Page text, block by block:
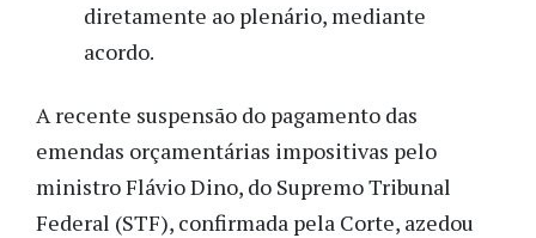
diretamente ao plenário, mediante
acordo.
A recente suspensão do pagamento das
emendas orçamentárias impositivas pelo
ministro Flávio Dino, do Supremo Tribunal
Federal (STF), confirmada pela Corte, azedou